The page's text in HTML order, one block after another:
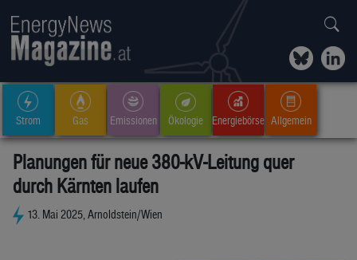
Strom Gas Emissionen Ökologie Energiebörse Allgemein
Planungen für neue 380-kV-Leitung quer
durch Kärnten laufen
13. Mai 2025, Arnoldstein/Wien